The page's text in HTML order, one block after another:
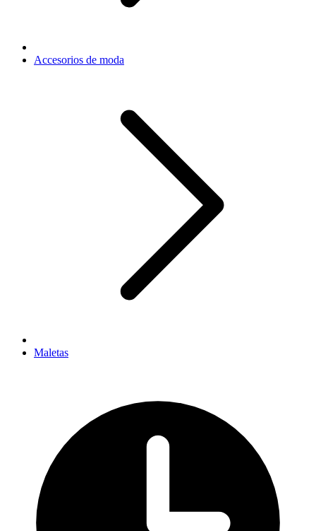
Accesorios de moda
Maletas